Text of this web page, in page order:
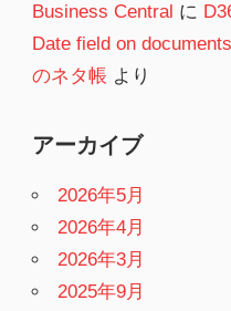
Business Central に
Date field on
のネタ帳 より
アーカイブ
2026年5月
2026年4月
2026年3月
2025年9月